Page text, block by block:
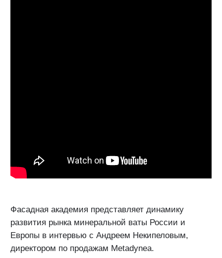
Фасадная академия представляет динамику
развития рынка минеральной ваты России и
Европы в интервью с Андреем Некипеловым,
директором по продажам Metadynea.